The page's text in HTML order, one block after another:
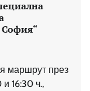
София“
маршрут през
16:30 ч.,